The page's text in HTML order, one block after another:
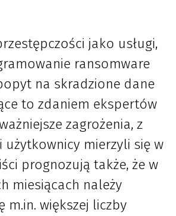
jako usługi,
ransomware
na skradzione dane
to zdaniem ekspertów
zagrożenia, z
mierzyli się w
prognozują także, że w
miesiącach należy
m.in. większej liczby